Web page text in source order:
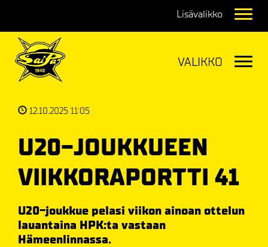
12.10.2025 11:05
U20-JOUKKUEEN
VIIKKORAPORTTI 41
U20-joukkue pelasi viikon ainoan ottelun
lauantaina HPK:ta vastaan
Hämeenlinnassa.